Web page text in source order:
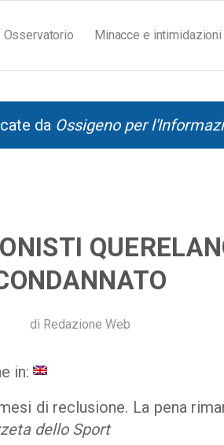
Osservatorio Minacce e intimidazioni
da Ossigeno per
di Redazione Web
in:
di reclusione. La pena
dello Sport